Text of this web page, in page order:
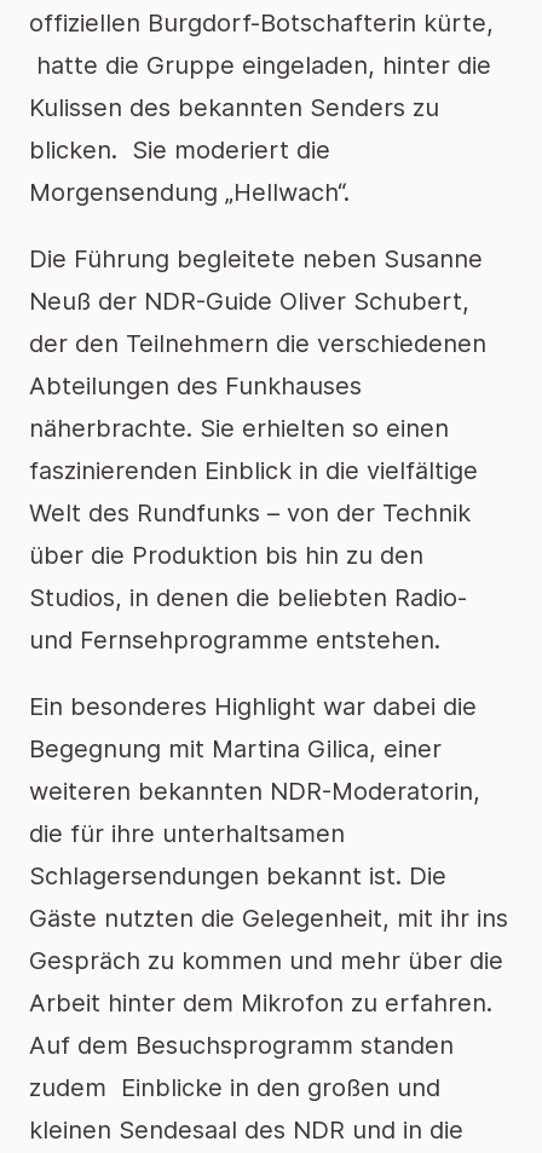
offiziellen Burgdorf-Botschafterin kürte,
hatte die Gruppe eingeladen, hinter die
Kulissen des bekannten Senders zu
blicken. Sie moderiert die
Morgensendung „Hellwach“.
Die Führung begleitete neben Susanne
Neuß der NDR-Guide Oliver Schubert,
der den Teilnehmern die verschiedenen
Abteilungen des Funkhauses
näherbrachte. Sie erhielten so einen
faszinierenden Einblick in die vielfältige
Welt des Rundfunks – von der Technik
über die Produktion bis hin zu den
Studios, in denen die beliebten Radio-
und Fernsehprogramme entstehen.
Ein besonderes Highlight war dabei die
Begegnung mit Martina Gilica, einer
weiteren bekannten NDR-Moderatorin,
die für ihre unterhaltsamen
Schlagersendungen bekannt ist. Die
Gäste nutzten die Gelegenheit, mit ihr ins
Gespräch zu kommen und mehr über die
Arbeit hinter dem Mikrofon zu erfahren.
Auf dem Besuchsprogramm standen
zudem Einblicke in den großen und
kleinen Sendesaal des NDR und in die